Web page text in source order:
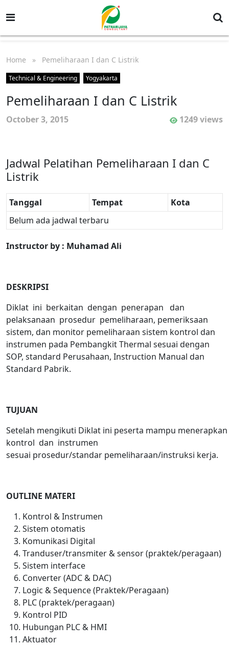
Home » Pemeliharaan I dan C Listrik
Technical & Engineering Yogyakarta
Pemeliharaan I dan C Listrik
October 3, 2015 1249 views
Jadwal Pelatihan Pemeliharaan I dan C
Listrik
Tanggal Tempat
Kota
Belum ada jadwal terbaru
Instructor by : Muhamad Ali
DESKRIPSI
Diklat ini berkaitan dengan penerapan dan
pelaksanaan prosedur pemeliharaan, pemeriksaan
sistem, dan monitor pemeliharaan sistem kontrol dan
instrumen pada Pembangkit Thermal sesuai dengan
SOP, standard Perusahaan, Instruction Manual dan
Standard Pabrik.
TUJUAN
Setelah mengikuti Diklat ini peserta mampu
kontrol dan instrumen
sesuai prosedur/standar pemeliharaan/instruksi kerja.
OUTLINE MATERI
Kontrol & Instrumen
Sistem otomatis
Komunikasi Digital
Tranduser/transmiter & sensor (praktek/peragaan)
Sistem interface
Converter (ADC & DAC)
Logic & Sequence (Praktek/Peragaan)
PLC (praktek/peragaan)
Kontrol PID
Hubungan PLC & HMI
Aktuator